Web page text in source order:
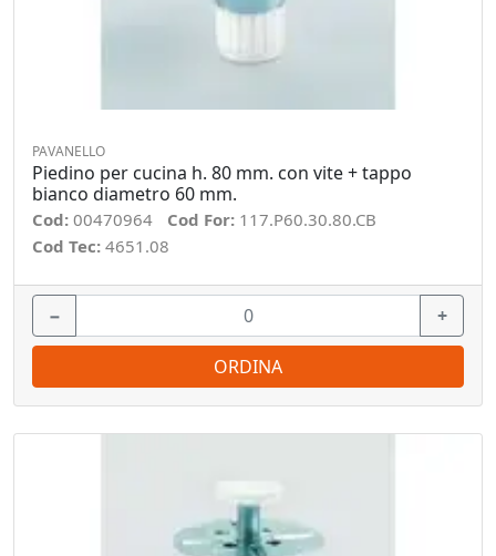
PAVANELLO
Piedino per cucina h. 80 mm. con vite + tappo
bianco diametro 60 mm.
Cod: 00470964 Cod For: 117.P60.30.80.CB
Cod Tec: 4651.08
− +
ORDINA